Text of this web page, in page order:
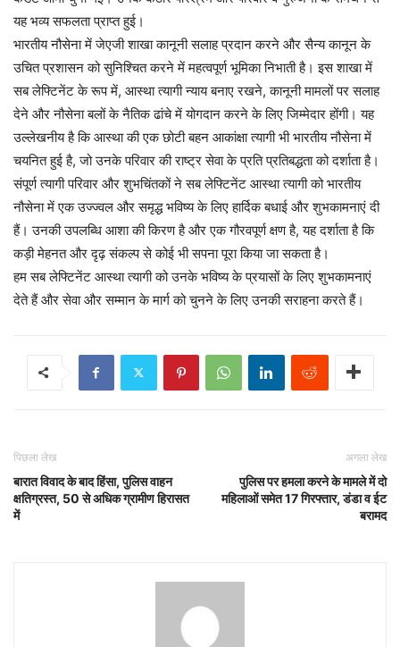
यह भव्य सफलता प्राप्त हुई।
भारतीय नौसेना में जेएजी शाखा कानूनी सलाह प्रदान करने और सैन्य कानून के
उचित प्रशासन को सुनिश्चित करने में महत्वपूर्ण भूमिका निभाती है। इस शाखा में
सब लेफ्टिनेंट के रूप में, आस्था त्यागी न्याय बनाए रखने, कानूनी मामलों पर सलाह
देने और नौसेना बलों के नैतिक ढांचे में योगदान करने के लिए जिम्मेदार होंगी। यह
उल्लेखनीय है कि आस्था की एक छोटी बहन आकांक्षा त्यागी भी भारतीय नौसेना में
चयनित हुई है, जो उनके परिवार की राष्ट्र सेवा के प्रति प्रतिबद्धता को दर्शाता है।
संपूर्ण त्यागी परिवार और शुभचिंतकों ने सब लेफ्टिनेंट आस्था त्यागी को भारतीय
नौसेना में एक उज्ज्वल और समृद्ध भविष्य के लिए हार्दिक बधाई और शुभकामनाएं दी
हैं। उनकी उपलब्धि आशा की किरण है और एक गौरवपूर्ण क्षण है, यह दर्शाता है कि
कड़ी मेहनत और दृढ़ संकल्प से कोई भी सपना पूरा किया जा सकता है।
हम सब लेफ्टिनेंट आस्था त्यागी को उनके भविष्य के प्रयासों के लिए शुभकामनाएं
देते हैं और सेवा और सम्मान के मार्ग को चुनने के लिए उनकी सराहना करते हैं।
पिछला लेख
बारात विवाद के बाद हिंसा, पुलिस वाहन
क्षतिग्रस्त, 50 से अधिक ग्रामीण हिरासत
में
अगला लेख
पुलिस पर हमला करने के मामले में दो
महिलाओं समेत 17 गिरफ्तार, डंडा व ईट
बरामद